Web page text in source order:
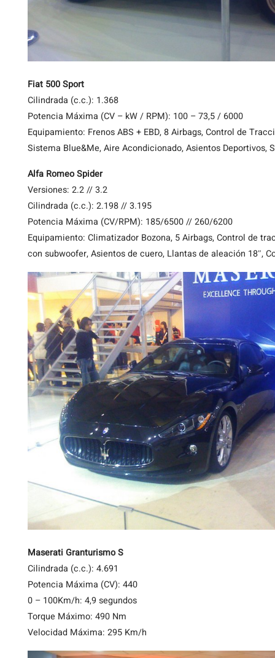
Fiat 500 Sport
Cilindrada (c.c.): 1.368
Potencia Máxima (CV – kW / RPM): 100 – 73,5 / 6000
Equipamiento: Frenos ABS + EBD, 8 Airbags, Control de
Sistema Blue&Me, Aire Acondicionado, Asientos Deportivos,
Alfa Romeo Spider
Versiones: 2.2 // 3.2
Cilindrada (c.c.): 2.198 // 3.195
Potencia Máxima (CV/RPM): 185/6500 // 260/6200
Equipamiento: Climatizador Bozona, 5 Airbags, Control de
con subwoofer, Asientos de cuero, Llantas de aleación 18″,
Maserati Granturismo S
Cilindrada (c.c.): 4.691
Potencia Máxima (CV): 440
0 – 100Km/h: 4,9 segundos
Torque Máximo: 490 Nm
Velocidad Máxima: 295 Km/h